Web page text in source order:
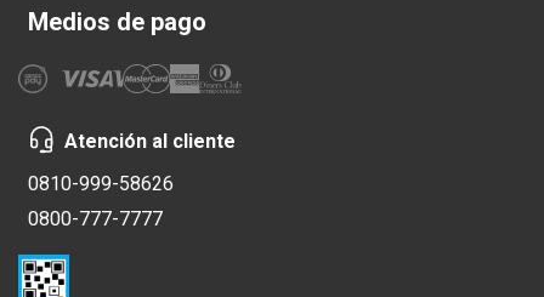
Medios de pago
Atención al cliente
0810-999-58626
0800-777-7777